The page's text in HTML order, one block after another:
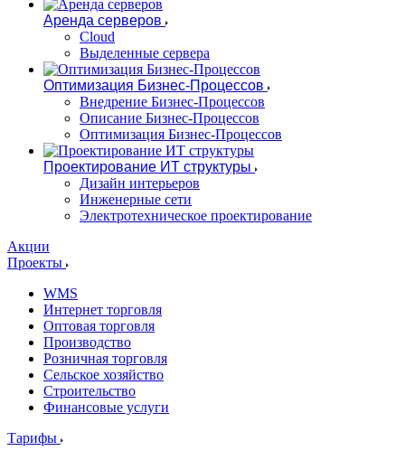
Аренда серверов
Cloud
Выделенные сервера
Оптимизация Бизнес-Процессов
Внедрение Бизнес-Процессов
Описание Бизнес-Процессов
Оптимизация Бизнес-Процессов
Проектирование ИТ структуры
Дизайн интерьеров
Инженерные сети
Электротехническое проектирование
Акции
Проекты
WMS
Интернет торговля
Оптовая торговля
Производство
Розничная торговля
Сельское хозяйство
Строительство
Финансовые услуги
Тарифы